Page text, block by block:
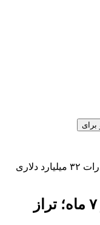
صادرات ۳۲ میلیارد دلاری
صادرات ۳۲ میلیارد دلاری در ۷ ماه؛ تراز